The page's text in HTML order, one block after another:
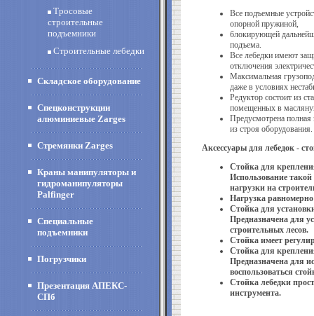
Тросовые
строительные
подъемники
Строительные лебедки
Складское оборудование
Спецконструкции
алюминиевые Zarges
Стремянки Zarges
Краны манипуляторы и
гидроманипуляторы
Palfinger
Специальные
подъемники
Погрузчики
Презентация АПЕКС-
СПб
Все подъемные
опорной пружиной,
блокирующей
подъема.
Все лебедки имеют
отключения
Максимальная
даже в условиях
Редуктор состоит из
помещенных в
Предусмотрена
из строя оборудования.
Аксессуары для лебедок -
Стойка для
Использование
нагрузки на
Нагрузка
Стойка для
Предназначена для
строительных лесов.
Стойка имеет
Стойка для
Предназначена для
воспользоваться
Стойка лебедки
инструмента.